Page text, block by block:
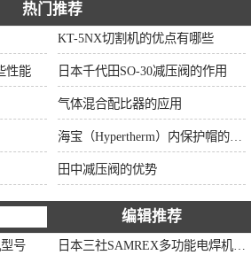
热门推荐
KT-5NX切割机的优点有哪些
性能 日本千代田SO-30减压阀的作用
气体混合配比器的应用
田中减压阀的优势
编辑推荐
号